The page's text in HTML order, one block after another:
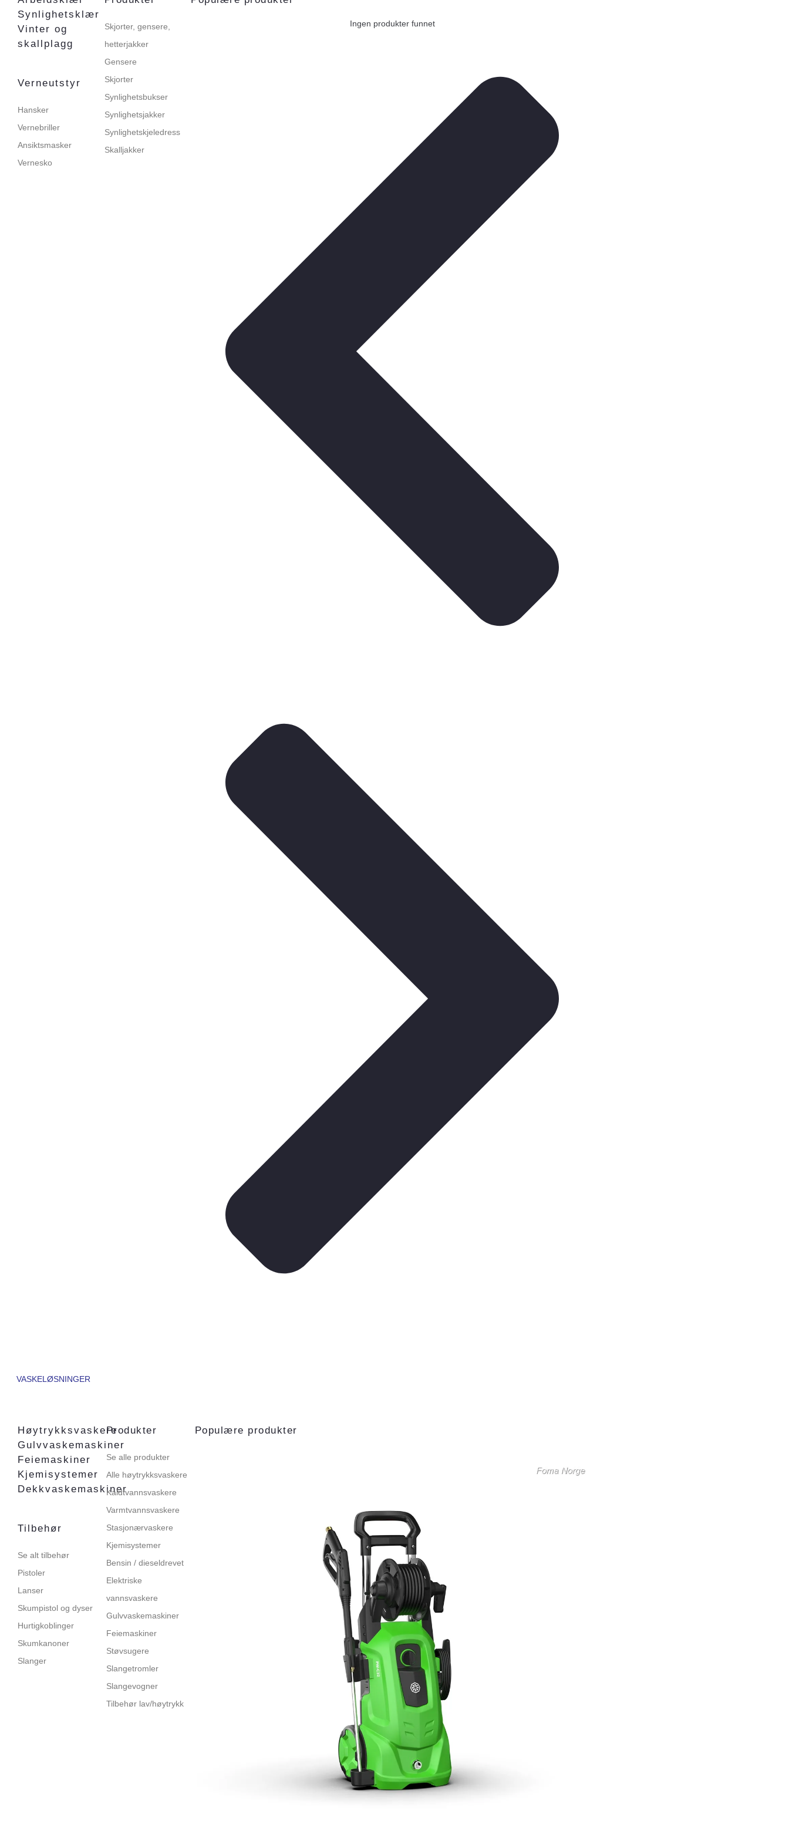
Synlighetsklær
Vinter og
skallplagg
Verneutstyr
Hansker
Vernebriller
Ansiktsmasker
Vernesko
Skjorter, gensere,
hetterjakker
Gensere
Skjorter
Synlighetsbukser
Synlighetsjakker
Synlighetskjeledress
Skalljakker
Ingen produkter funnet
VASKELØSNINGER
Høytrykksvaskere
Gulvvaskemaskiner
Feiemaskiner
Kjemisystemer
Dekkvaskemaskiner
Tilbehør
Se alt tilbehør
Pistoler
Lanser
Skumpistol og dyser
Hurtigkoblinger
Skumkanoner
Slanger
Produkter
Se alle produkter
Alle høytrykksvaskere
Kaldtvannsvaskere
Varmtvannsvaskere
Stasjonærvaskere
Kjemisystemer
Bensin / dieseldrevet
Elektriske
vannsvaskere
Gulvvaskemaskiner
Feiemaskiner
Støvsugere
Slangetromler
Slangevogner
Tilbehør lav/høytrykk
Populære produkter